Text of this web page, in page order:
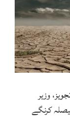
دی تجویز، وزیر
کرنگے